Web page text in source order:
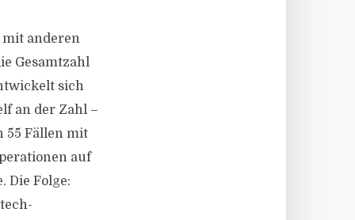
mit anderen
Gesamtzahl
sich
an der Zahl –
55 Fällen mit
auf
Die Folge: